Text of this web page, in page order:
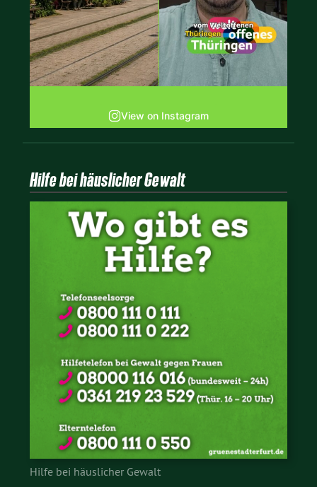
View on Instagram
Hilfe bei häuslicher Gewalt
Hilfe bei häuslicher Gewalt